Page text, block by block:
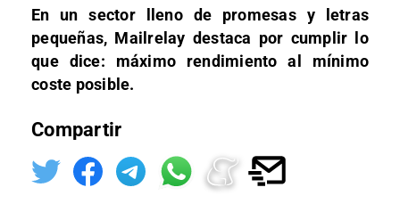
En un sector lleno de promesas y letras
pequeñas, Mailrelay destaca por cumplir lo
que dice: máximo rendimiento al mínimo
coste posible.
Compartir